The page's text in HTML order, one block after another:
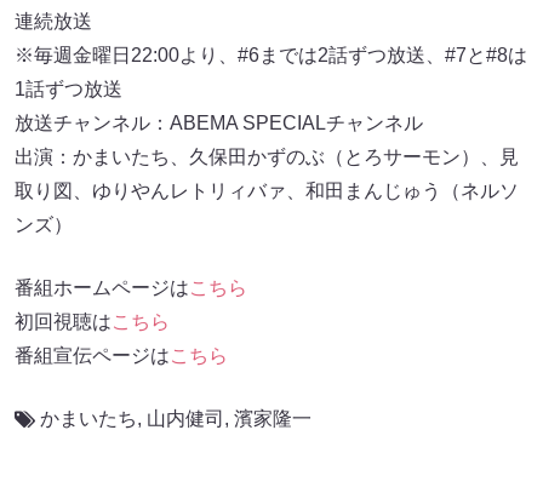
連続放送
※毎週金曜日22:00より、#6までは2話ずつ放送、#7と#8は
1話ずつ放送
放送チャンネル：ABEMA SPECIALチャンネル
出演：かまいたち、久保田かずのぶ（とろサーモン）、見
取り図、ゆりやんレトリィバァ、和田まんじゅう（ネルソ
ンズ）
番組ホームページはこちら
初回視聴はこちら
番組宣伝ページはこちら
かまいたち, 山内健司 , 濱家隆一